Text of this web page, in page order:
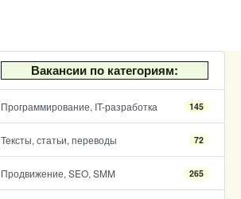
Вакансии по категориям:
Программирование, IT-разработка 145
Тексты, статьи, переводы 72
Продвижение, SEO, SMM 265